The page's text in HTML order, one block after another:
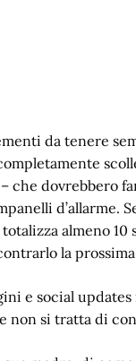
da tenere
che dovrebbero
d’allarme.
almeno 10
la
e social
non si tratta di